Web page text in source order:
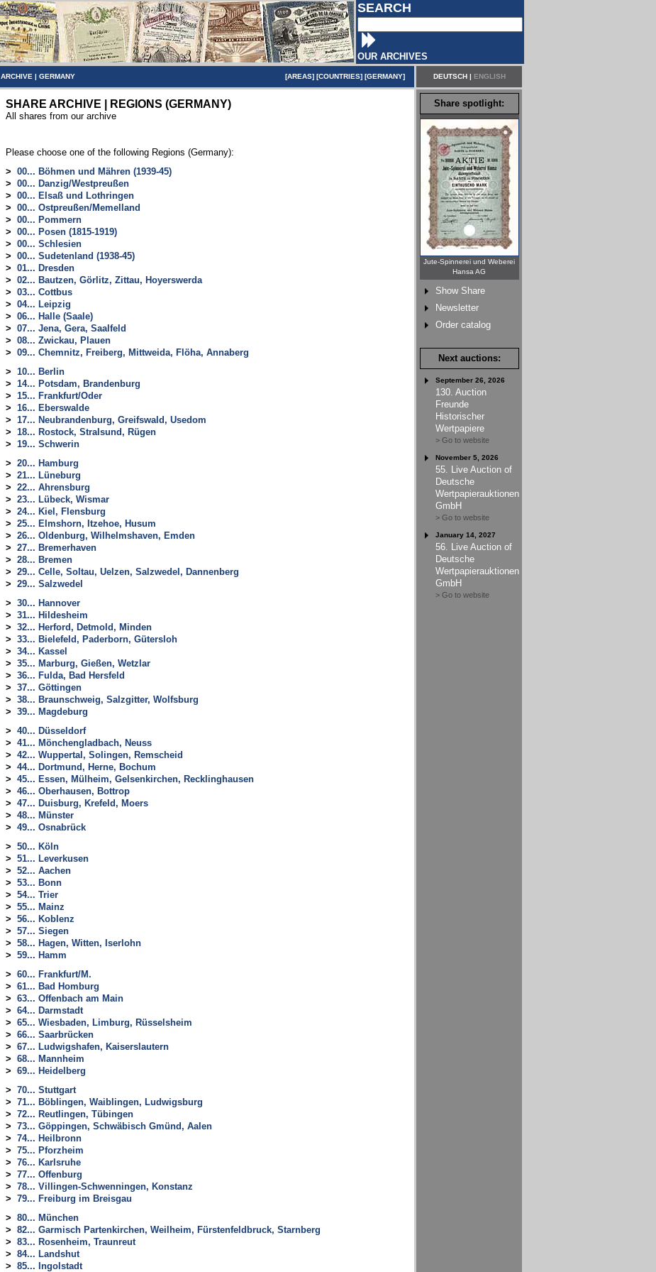
SEARCH
OUR ARCHIVES
ARCHIVE | GERMANY [AREAS] [COUNTRIES] [GERMANY] DEUTSCH| ENGLISH
SHARE ARCHIVE | REGIONS (GERMANY)
All shares from our archive
Please choose one of the following Regions (Germany):
> 00... Böhmen und Mähren (1939-45)
> 00... Danzig/Westpreußen
> 00... Elsaß und Lothringen
> 00... Ostpreußen/Memelland
> 00... Pommern
> 00... Posen (1815-1919)
> 00... Schlesien
> 00... Sudetenland (1938-45)
> 01... Dresden
> 02... Bautzen, Görlitz, Zittau, Hoyerswerda
> 03... Cottbus
> 04... Leipzig
> 06... Halle (Saale)
> 07... Jena, Gera, Saalfeld
> 08... Zwickau, Plauen
> 09... Chemnitz, Freiberg, Mittweida, Flöha, Annaberg
> 10... Berlin
> 14... Potsdam, Brandenburg
> 15... Frankfurt/Oder
> 16... Eberswalde
> 17... Neubrandenburg, Greifswald, Usedom
> 18... Rostock, Stralsund, Rügen
> 19... Schwerin
> 20... Hamburg
> 21... Lüneburg
> 22... Ahrensburg
> 23... Lübeck, Wismar
> 24... Kiel, Flensburg
> 25... Elmshorn, Itzehoe, Husum
> 26... Oldenburg, Wilhelmshaven, Emden
> 27... Bremerhaven
> 28... Bremen
> 29... Celle, Soltau, Uelzen, Salzwedel, Dannenberg
> 29... Salzwedel
> 30... Hannover
> 31... Hildesheim
> 32... Herford, Detmold, Minden
> 33... Bielefeld, Paderborn, Gütersloh
> 34... Kassel
> 35... Marburg, Gießen, Wetzlar
> 36... Fulda, Bad Hersfeld
> 37... Göttingen
> 38... Braunschweig, Salzgitter, Wolfsburg
> 39... Magdeburg
> 40... Düsseldorf
> 41... Mönchengladbach, Neuss
> 42... Wuppertal, Solingen, Remscheid
> 44... Dortmund, Herne, Bochum
> 45... Essen, Mülheim, Gelsenkirchen, Recklinghausen
> 46... Oberhausen, Bottrop
> 47... Duisburg, Krefeld, Moers
> 48... Münster
> 49... Osnabrück
> 50... Köln
> 51... Leverkusen
> 52... Aachen
> 53... Bonn
> 54... Trier
> 55... Mainz
> 56... Koblenz
> 57... Siegen
> 58... Hagen, Witten, Iserlohn
> 59... Hamm
> 60... Frankfurt/M.
> 61... Bad Homburg
> 63... Offenbach am Main
> 64... Darmstadt
> 65... Wiesbaden, Limburg, Rüsselsheim
> 66... Saarbrücken
> 67... Ludwigshafen, Kaiserslautern
> 68... Mannheim
> 69... Heidelberg
> 70... Stuttgart
> 71... Böblingen, Waiblingen, Ludwigsburg
> 72... Reutlingen, Tübingen
> 73... Göppingen, Schwäbisch Gmünd, Aalen
> 74... Heilbronn
> 75... Pforzheim
> 76... Karlsruhe
> 77... Offenburg
> 78... Villingen-Schwenningen, Konstanz
> 79... Freiburg im Breisgau
> 80... München
> 82... Garmisch Partenkirchen, Weilheim, Fürstenfeldbruck, Starnberg
> 83... Rosenheim, Traunreut
> 84... Landshut
> 85... Ingolstadt
Share spotlight:
Jute-Spinnerei und Weberei
Hansa AG
Show Share
Newsletter
Order catalog
Next auctions:
September 26, 2026
130. Auction
Freunde
Historischer
Wertpapiere
> Go to website
November 5, 2026
55. Live Auction of
Deutsche
Wertpapierauktionen
GmbH
> Go to website
January 14, 2027
56. Live Auction of
Deutsche
Wertpapierauktionen
GmbH
> Go to website